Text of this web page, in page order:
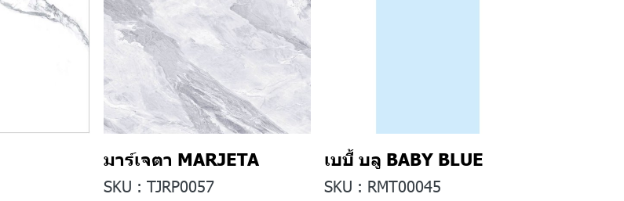
มาร์เจตา MARJETA
SKU : TJRP0057
เบบี้ บลู BABY BLUE
SKU : RMT00045